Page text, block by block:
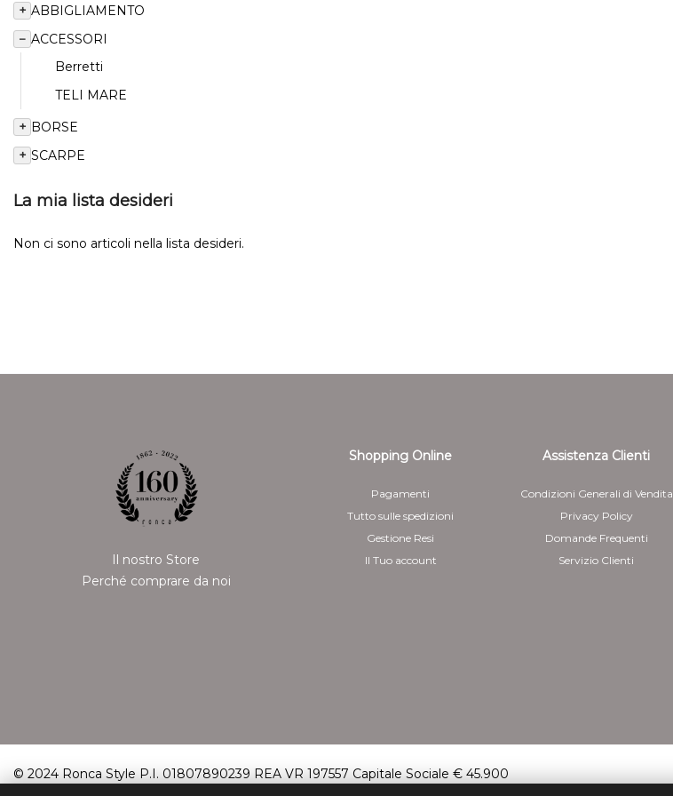
+ ABBIGLIAMENTO
− ACCESSORI
Berretti
TELI MARE
+ BORSE
+ SCARPE
La mia lista desideri
Non ci sono articoli nella lista desideri.
Il nostro Store
Perché comprare da noi
Shopping Online
Pagamenti
Tutto sulle spedizioni
Gestione Resi
Il Tuo account
Assistenza Clienti
Condizioni Generali di Vendita
Privacy Policy
Domande Frequenti
Servizio Clienti
© 2024 Ronca Style P.I. 01807890239 REA VR 197557 Capitale Sociale € 45.900